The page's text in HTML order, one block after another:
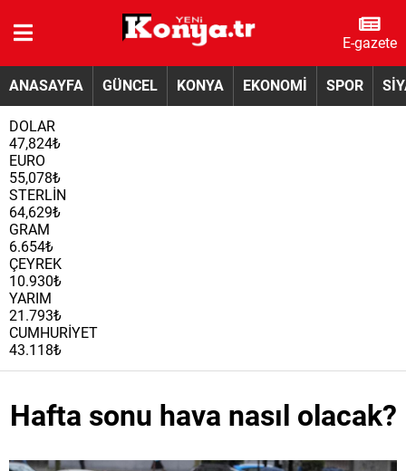
E-gazete
ANASAYFA GÜNCEL KONYA EKONOMİ SPOR
DOLAR
47,824₺
EURO
55,078₺
STERLİN
64,629₺
GRAM
6.654₺
ÇEYREK
10.930₺
YARIM
21.793₺
CUMHURİYET
43.118₺
Hafta sonu hava nasıl olacak?